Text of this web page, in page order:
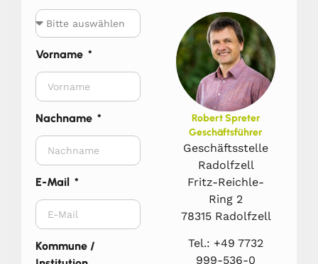
Vorname
Nachname
E-Mail
Kommune /
Robert Spreter
Geschäftsführer
Geschäftsstelle
Radolfzell
Fritz-Reichle-
Ring 2
78315 Radolfzell
Tel.: +49 7732
999-536-0